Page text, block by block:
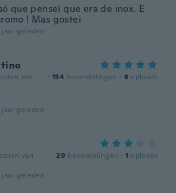
que pensei que era de inox. E
! Mas gostei
geleden
van
· 154 beoordelingen · 6 uploads
geleden
van
· 29 beoordelingen · 1 uploads
geleden